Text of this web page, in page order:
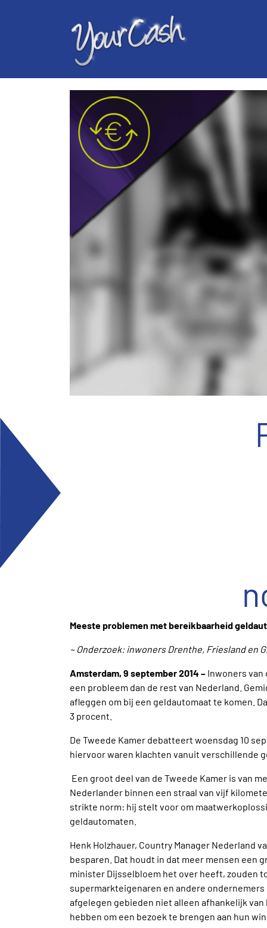
Meeste problemen met bereikbaarheid
~ Onderzoek: inwoners Drenthe, Friesland en
Amsterdam, 9 september 2014 – Inwoners van
een probleem dan de rest van Nederland.
afleggen om bij een geldautomaat te komen.
3 procent.
De Tweede Kamer debatteert woensdag 10
hiervoor waren klachten vanuit verschillende
Een groot deel van de Tweede Kamer is van
Nederlander binnen een straal van vijf
strikte norm: hij stelt voor om
geldautomaten.
Henk Holzhauer, Country Manager Nederland
besparen. Dat houdt in dat meer mensen een
minister Dijsselbloem het over heeft, zouden
supermarkteigenaren en andere
afgelegen gebieden niet alleen afhankelijk
hebben om een bezoek te brengen aan hun